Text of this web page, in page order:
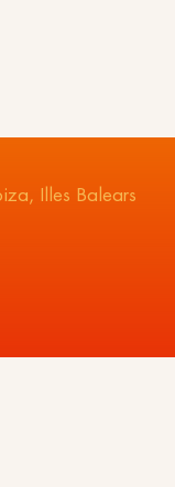
Illes Balears